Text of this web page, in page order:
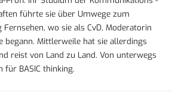
führte sie über Umwege zum
Fernsehen, wo sie als CvD, Moderatorin
begann. Mittlerweile hat sie allerdings
reist von Land zu Land. Von unterwegs
BASIC thinking.